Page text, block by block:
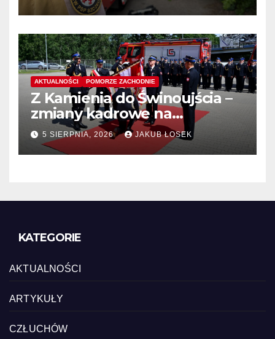
AKTUALNOŚCI POMORZE ZACHODNIE
Z Kamienia do Świnoujścia –
zmiany kadrowe na
stanowiskach komendantów
5 SIERPNIA, 2026 JAKUB ŁOSEK
KATEGORIE
AKTUALNOŚCI
ARTYKUŁY
CZŁUCHÓW